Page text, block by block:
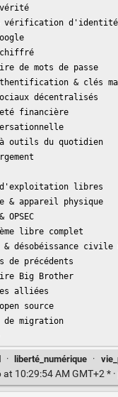
vérification d'identité
chiffré
de mots de passe
& clés
décentralisés
financière
outils du quotidien
d'exploitation libres
& appareil physique
OPSEC
libre complet
désobéissance civile
de précédents
Big Brother
alliées
source
de migration
· liberté_numérique ·
10:29:54 AM GMT+2 * ·